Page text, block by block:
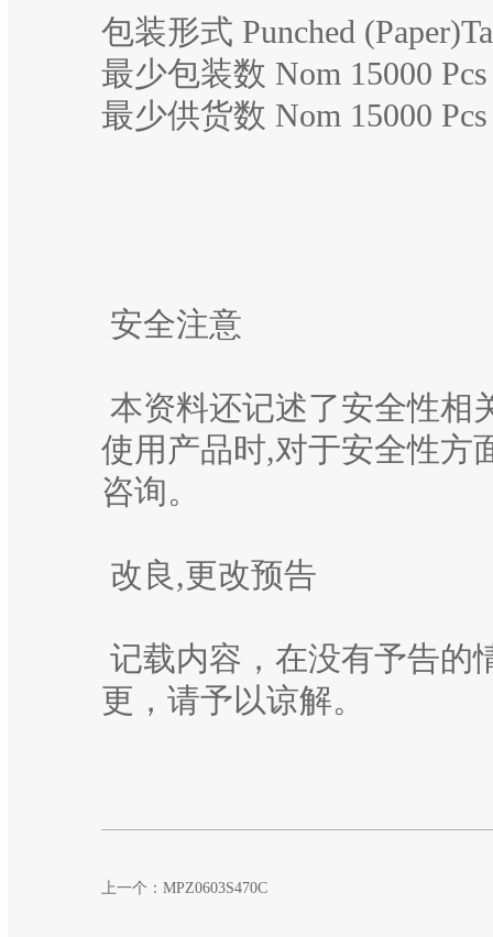
包装形式 Punched
最少包装数 Nom 15000 Pcs
最少供货数 Nom 15000 Pcs
安全注意
本资料还记述了安全性相
使用产品时,对于安全性方
咨询。
改良,更改预告
记载内容，在没有予告的
更，请予以谅解。
上一个： MPZ0603S470C